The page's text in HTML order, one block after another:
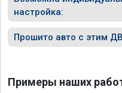
ч. Однозначно
воспользоваться
сервиса, я остался
результатом. Ещё раз
настройка:
Прошито авто с этим
Примеры наших